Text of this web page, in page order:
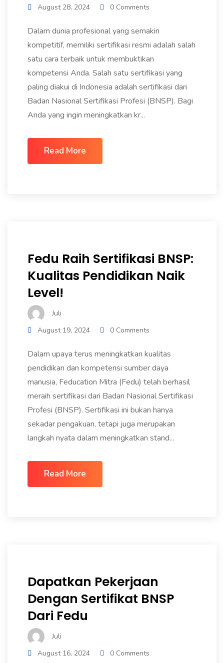
August 28, 2024
0 Comments
Dalam dunia profesional yang semakin
kompetitif, memiliki sertifikasi resmi adalah salah
satu cara terbaik untuk membuktikan
kompetensi Anda. Salah satu sertifikasi yang
paling diakui di Indonesia adalah sertifikasi dari
Badan Nasional Sertifikasi Profesi (BNSP). Bagi
Anda yang ingin meningkatkan kr...
Read More
Fedu Raih Sertifikasi BNSP:
Kualitas Pendidikan Naik
Level!
Juli
August 19, 2024
0 Comments
Dalam upaya terus meningkatkan kualitas
pendidikan dan kompetensi sumber daya
manusia, Feducation Mitra (Fedu) telah berhasil
meraih sertifikasi dari Badan Nasional Sertifikasi
Profesi (BNSP). Sertifikasi ini bukan hanya
sekadar pengakuan, tetapi juga merupakan
langkah nyata dalam meningkatkan stand...
Read More
Dapatkan Pekerjaan
Dengan Sertifikat BNSP
Dari Fedu
Juli
August 16, 2024
0 Comments